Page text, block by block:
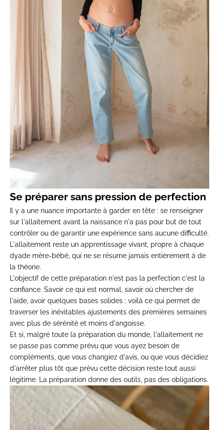
Se préparer sans pression de perfection
Il y a une nuance importante à garder en tête : se renseigner
sur l'allaitement avant la naissance n'a pas pour but de tout
contrôler ou de garantir une expérience sans aucune difficulté.
L'allaitement reste un apprentissage vivant, propre à chaque
dyade mère-bébé, qui ne se résume jamais entièrement à de
la théorie.
L'objectif de cette préparation n'est pas la perfection c'est la
confiance. Savoir ce qui est normal, savoir où chercher de
l'aide, avoir quelques bases solides : voilà ce qui permet de
traverser les inévitables ajustements des premières semaines
avec plus de sérénité et moins d'angoisse.
Et si, malgré toute la préparation du monde, l'allaitement ne
se passe pas comme prévu que vous ayez besoin de
compléments, que vous changiez d'avis, ou que vous décidiez
d'arrêter plus tôt que prévu cette décision reste tout aussi
légitime. La préparation donne des outils, pas des obligations.